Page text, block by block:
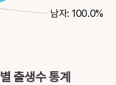
남자: 100.0%
출생수 통계